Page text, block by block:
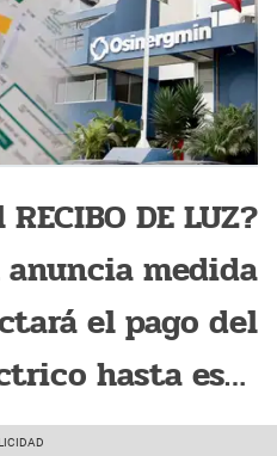
DE LUZ?
medida
el pago del
hasta esta
FECHA